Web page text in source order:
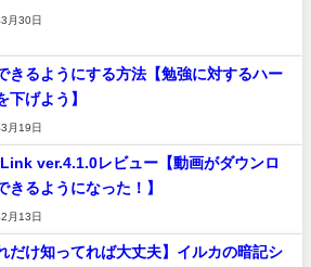
月30日
きるようにする方法【勉強に対するハー
下げよう】
月19日
ver.4.1.0レビュー【動画がダウンロ
きるようになった！】
月13日
だけ知ってれば大丈夫】イルカの暗記シ